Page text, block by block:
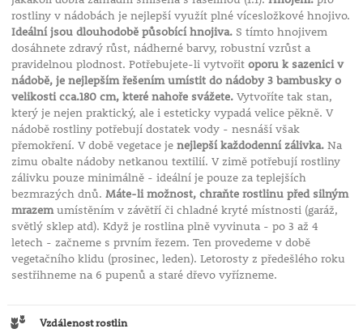
rostliny v nádobách je nejlepší využít plné vícesložkové hnojivo.
Ideální jsou dlouhodobě působící hnojiva.S tímto hnojivem
dosáhnete zdravý růst, nádherné barvy, robustní vzrůst a
pravidelnou plodnost. Potřebujete-li vytvořit oporu k sazenici v
nádobě, je nejlepším řešením umístit do nádoby 3 bambusky o
velikosti cca.180 cm, které nahoře svážete.Vytvoříte tak stan,
který je nejen praktický, ale i esteticky vypadá velice pěkně. V
nádobě rostliny potřebují dostatek vody - nesnáší však
přemokření. V době vegetace je nejlepší každodenní zálivka.Na
zimu obalte nádoby netkanou textilií. V zimě potřebují rostliny
zálivku pouze minimálně - ideální je pouze za teplejších
bezmrazých dnů. Máte-li možnost, chraňte rostlinu před silným
mrazemumístěním v závětří či chladné kryté místnosti (garáž,
světlý sklep atd). Když je rostlina plně vyvinuta - po 3 až 4
letech - začneme s prvním řezem. Ten provedeme v době
vegetačního klidu (prosinec, leden). Letorosty z předešlého roku
sestřihneme na 6 pupenů a staré dřevo vyřízneme.
Vzdálenost rostlin